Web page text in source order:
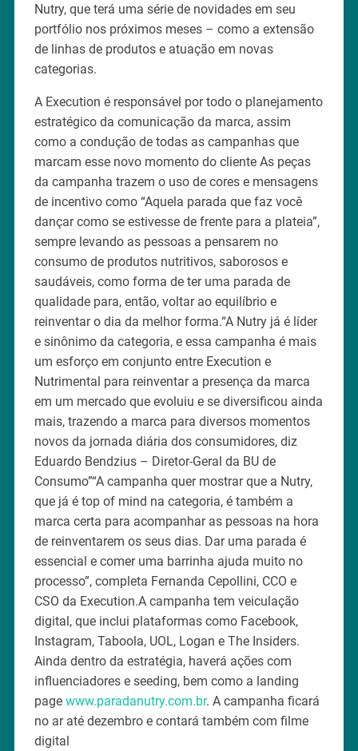
Nutry, que terá uma série de novidades em seu
portfólio nos próximos meses – como a extensão
de linhas de produtos e atuação em novas
categorias.
A Execution é responsável por todo o planejamento
estratégico da comunicação da marca, assim
como a condução de todas as campanhas que
marcam esse novo momento do cliente As peças
da campanha trazem o uso de cores e mensagens
de incentivo como “Aquela parada que faz você
dançar como se estivesse de frente para a plateia”,
sempre levando as pessoas a pensarem no
consumo de produtos nutritivos, saborosos e
saudáveis, como forma de ter uma parada de
qualidade para, então, voltar ao equilíbrio e
reinventar o dia da melhor forma.“A Nutry já é líder
e sinônimo da categoria, e essa campanha é mais
um esforço em conjunto entre Execution e
Nutrimental para reinventar a presença da marca
em um mercado que evoluiu e se diversificou ainda
mais, trazendo a marca para diversos momentos
novos da jornada diária dos consumidores, diz
Eduardo Bendzius – Diretor-Geral da BU de
Consumo”“A campanha quer mostrar que a Nutry,
que já é top of mind na categoria, é também a
marca certa para acompanhar as pessoas na hora
de reinventarem os seus dias. Dar uma parada é
essencial e comer uma barrinha ajuda muito no
processo”, completa Fernanda Cepollini, CCO e
CSO da Execution.A campanha tem veiculação
digital, que inclui plataformas como Facebook,
Instagram, Taboola, UOL, Logan e The Insiders.
Ainda dentro da estratégia, haverá ações com
influenciadores e seeding, bem como a landing
page www.paradanutry.com.br. A campanha ficará
no ar até dezembro e contará também com filme
digital